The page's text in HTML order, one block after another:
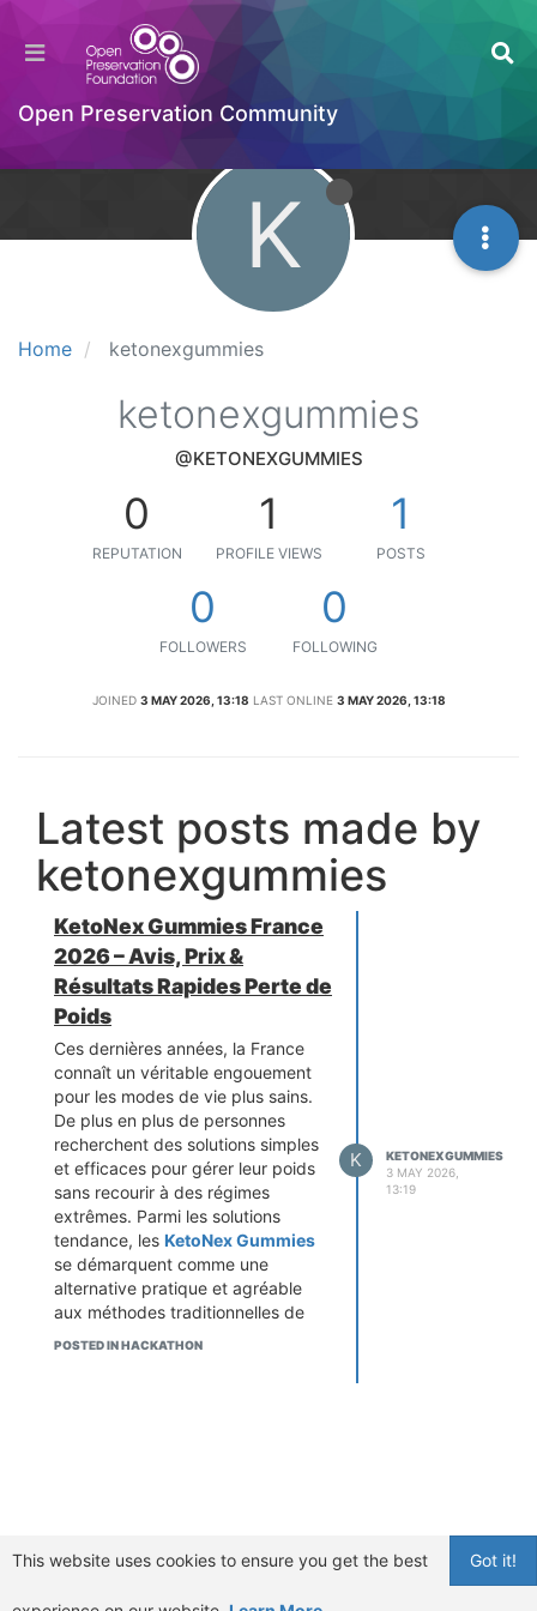
Open Preservation Community
Home ketonexgummies
K
ketonexgummies
@KETONEXGUMMIES
0
REPUTATION
1
PROFILE VIEWS
1
POSTS
0
FOLLOWERS
0
FOLLOWING
JOINED 3 MAY 2026, 13:18 LAST ONLINE 3 MAY 2026, 13:18
Latest posts made by
ketonexgummies
KetoNex Gummies France
2026 – Avis, Prix &
Résultats Rapides Perte de
Poids
Ces dernières années, la France
connaît un véritable engouement
pour les modes de vie plus sains.
De plus en plus de personnes
recherchent des solutions simples
et efficaces pour gérer leur poids
sans recourir à des régimes
extrêmes. Parmi les solutions
tendance, les KetoNex Gummies
se démarquent comme une
alternative pratique et agréable
aux méthodes traditionnelles de
perte de poids. Mais qu’est-ce qui
naturel de combustion des
Contrairement aux régimes
POSTED IN HACKATHON
K
KETONEXGUMMIES
3 MAY 2026,
13:19
Got it!
This website uses cookies to ensure you get the best